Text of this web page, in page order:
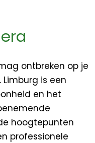
ontbreken op je
is een
en het
hoogtepunten
professionele